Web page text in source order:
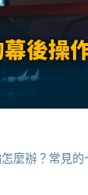
麼辦？常見的